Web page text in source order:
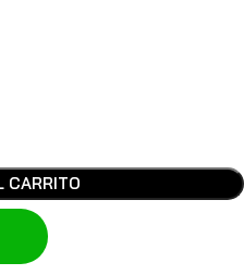
CARRITO